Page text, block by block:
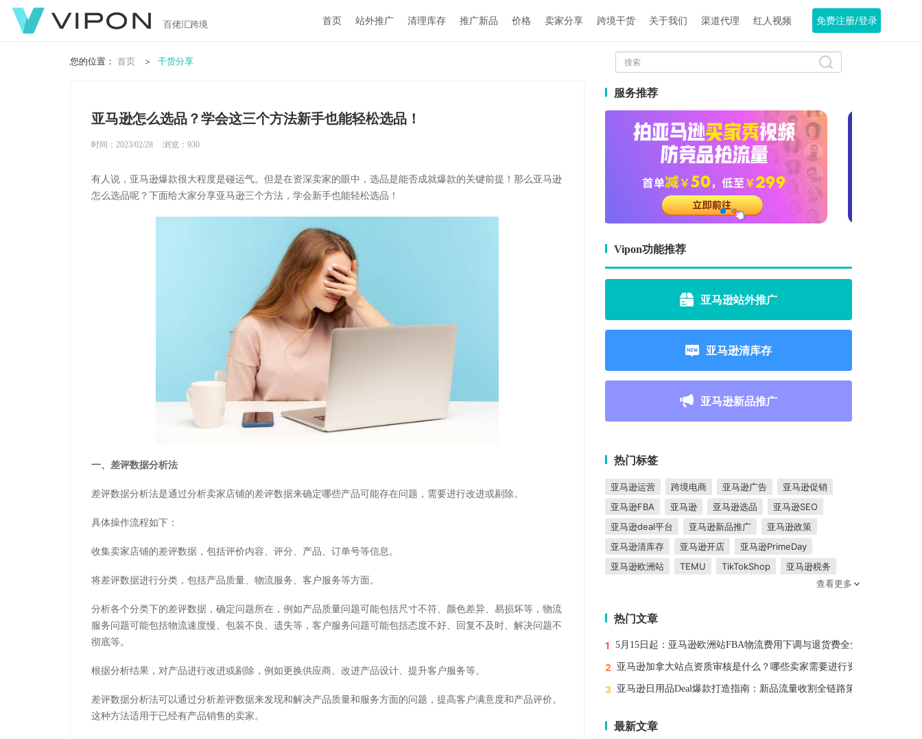
百佬汇跨境 首页 站外推广 清理库存 推广新品 价格 卖家分享 跨境干货 关于我们 渠道代理 红人视频 免费注册/登录
您的位置： 首页 干货分享
亚马逊怎么选品？学会这三个方法新手也能轻松选品！
时间：2023/02/28 浏览： 930
有人说，亚马逊爆款很大程度是碰运气。但是在资深卖家的眼中，选品是能否成就爆款的关键前提！那么亚马逊
怎么选品呢？下面给大家分享亚马逊三个方法，学会新手也能轻松选品！
一、差评数据分析法
差评数据分析法是通过分析卖家店铺的差评数据来确定哪些产品可能存在问题，需要进行改进或剔除。
具体操作流程如下：
收集卖家店铺的差评数据，包括评价内容、评分、产品、订单号等信息。
将差评数据进行分类，包括产品质量、物流服务、客户服务等方面。
分析各个分类下的差评数据，确定问题所在，例如产品质量问题可能包括尺寸不符、颜色差异、易损坏等，物流
服务问题可能包括物流速度慢、包装不良、遗失等，客户服务问题可能包括态度不好、回复不及时、解决问题不
彻底等。
根据分析结果，对产品进行改进或剔除，例如更换供应商、改进产品设计、提升客户服务等。
差评数据分析法可以通过分析差评数据来发现和解决产品质量和服务方面的问题，提高客户满意度和产品评价。
这种方法适用于已经有产品销售的卖家。
服务推荐
Vipon功能推荐
亚马逊站外推广
亚马逊清库存
亚马逊新品推广
热门标签
亚马逊运营 跨境电商 亚马逊广告
亚马逊促销
亚马逊FBA
亚马逊 亚马逊选品
亚马逊SEO
亚马逊deal平台
亚马逊新品推广
亚马逊政策
亚马逊清库存
亚马逊开店
亚马逊PrimeDay
亚马逊欧洲站
TEMU TikTokShop
亚马逊税务
东南亚市场
DeepSeek
亚马逊站外推广体系课
亚马逊春季大促
Deal平台
亚马逊选品思路
亚马逊旺季 亚马逊BD
站外引流
选品策略
Deal站 PrimeDay
站外促销
查看更多
热门文章
1 5月15日起：亚马逊欧洲站FBA物流费用下调与退货费全免解读
2 亚马逊加拿大站点资质审核是什么？哪些卖家需要进行资质审核？
3 亚马逊日用品Deal爆款打造指南：新品流量收割全链路策略
最新文章